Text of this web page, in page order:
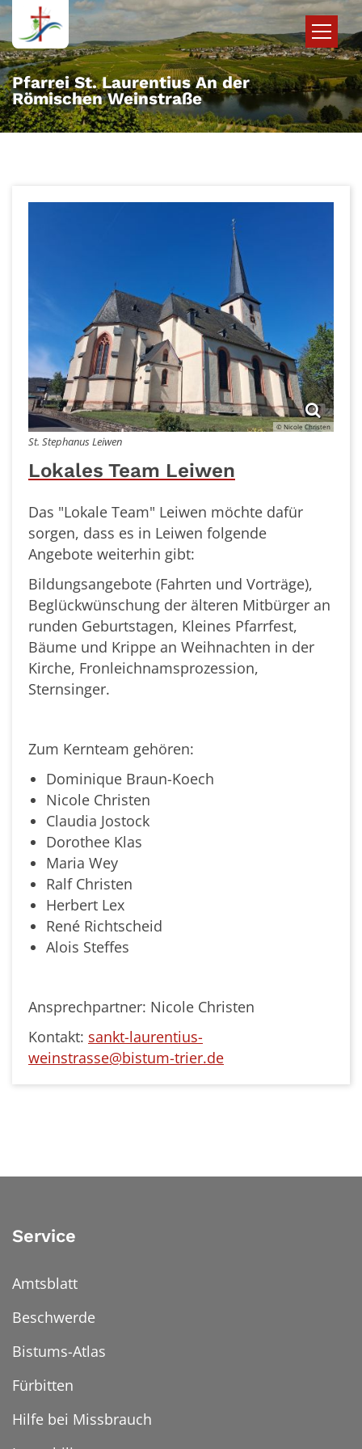
Zum Inhalt springen
Pfarrei St. Laurentius An der
Römischen Weinstraße
© Nicole Christen
St. Stephanus Leiwen
Lokales Team Leiwen
Das "Lokale Team" Leiwen möchte dafür
sorgen, dass es in Leiwen folgende
Angebote weiterhin gibt:
Bildungsangebote (Fahrten und Vorträge),
Beglückwünschung der älteren Mitbürger an
runden Geburtstagen, Kleines Pfarrfest,
Bäume und Krippe an Weihnachten in der
Kirche, Fronleichnamsprozession,
Sternsinger.
Zum Kernteam gehören:
Dominique Braun-Koech
Nicole Christen
Claudia Jostock
Dorothee Klas
Maria Wey
Ralf Christen
Herbert Lex
René Richtscheid
Alois Steffes
Ansprechpartner: Nicole Christen
Kontakt: sankt-laurentius-
weinstrasse@bistum-trier.de
Service
Amtsblatt
Beschwerde
Bistums-Atlas
Fürbitten
Hilfe bei Missbrauch